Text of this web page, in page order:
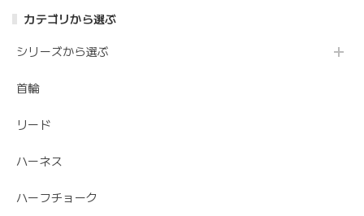
カテゴリから選ぶ
シリーズから選ぶ
首輪
リード
ハーネス
ハーフチョーク